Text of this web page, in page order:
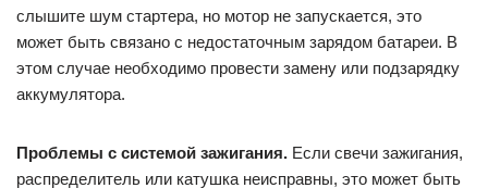
слышите шум стартера, но мотор не запускается, это
может быть связано с недостаточным зарядом батареи. В
этом случае необходимо провести замену или подзарядку
аккумулятора.
Проблемы с системой зажигания. Если свечи зажигания,
распределитель или катушка неисправны, это может быть